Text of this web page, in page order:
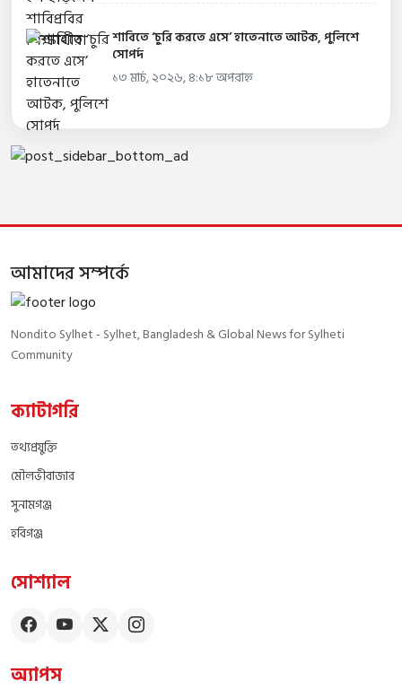
শাবিতে ‘চুরি করতে এসে’ হাতেনাতে আটক, পুলিশে
সোপর্দ
১৩ মার্চ, ২০২৬, ৪:১৮ অপরাহ্ন
আমাদের সম্পর্কে
Nondito Sylhet - Sylhet, Bangladesh & Global News for Sylheti
Community
ক্যাটাগরি
তথ্যপ্রযুক্তি
মৌলভীবাজার
সুনামগঞ্জ
হবিগঞ্জ
সোশ্যাল
অ্যাপস